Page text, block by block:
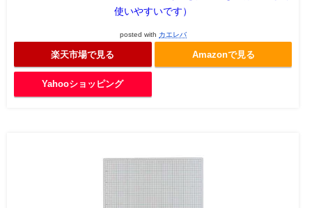
使いやすいです）
posted with カエレバ
楽天市場で見る Amazonで見る
Yahooショッピング